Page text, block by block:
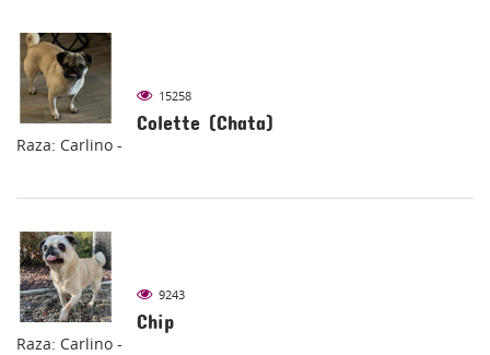
15258
Colette (Chata)
Raza: Carlino -
9243
Chip
Raza: Carlino -